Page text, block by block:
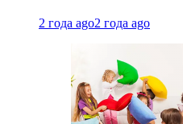
2 года ago2 года ago